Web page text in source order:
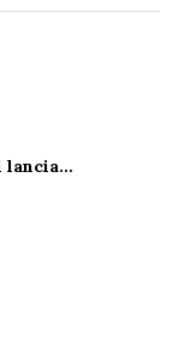
lancia…